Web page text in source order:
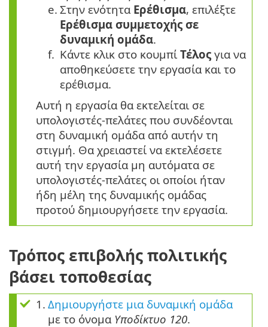
e. Στην ενότητα Ερέθισμα, επιλέξτε
Ερέθισμα συμμετοχής σε
δυναμική ομάδα.
f. Κάντε κλικ στο κουμπί Τέλος για να
αποθηκεύσετε την εργασία και το
ερέθισμα.
Αυτή η εργασία θα εκτελείται σε
υπολογιστές-πελάτες που συνδέονται
στη δυναμική ομάδα από αυτήν τη
στιγμή. Θα χρειαστεί να εκτελέσετε
αυτή την εργασία μη αυτόματα σε
υπολογιστές-πελάτες οι οποίοι ήταν
ήδη μέλη της δυναμικής ομάδας
προτού δημιουργήσετε την εργασία.
Τρόπος επιβολής πολιτικής
βάσει τοποθεσίας
1. Δημιουργήστε μια δυναμική ομάδα
με το όνομα Υποδίκτυο 120.